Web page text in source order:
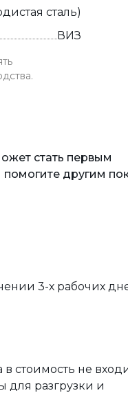
сталь)
ВИЗ
стать первым
другим
3-х рабочих
в стоимость не
для разгрузки и